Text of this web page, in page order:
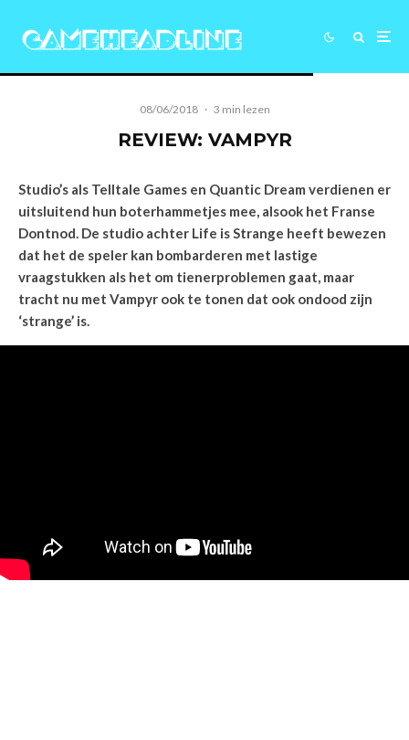
08/06/2018 · 3 min lezen
REVIEW: VAMPYR
Studio’s als Telltale Games en Quantic Dream verdienen er
uitsluitend hun boterhammetjes mee, alsook het Franse
Dontnod. De studio achter Life is Strange heeft bewezen
dat het de speler kan bombarderen met lastige
vraagstukken als het om tienerproblemen gaat, maar
tracht nu met Vampyr ook te tonen dat ook ondood zijn
‘strange’ is.